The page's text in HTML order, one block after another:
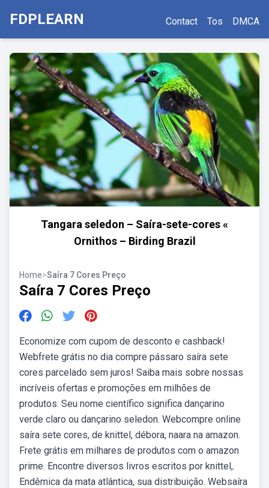
FDPLEARN Contact Tos DMCA
Tangara seledon – Saíra-sete-cores «
Ornithos – Birding Brazil
Home>Saíra 7 Cores Preço
Saíra 7 Cores Preço
Economize com cupom de desconto e cashback!
Webfrete grátis no dia compre pássaro saíra sete
cores parcelado sem juros! Saiba mais sobre nossas
incríveis ofertas e promoções em milhões de
produtos. Seu nome científico significa dançarino
verde claro ou dançarino seledon. Webcompre online
saíra sete cores, de knittel, débora, naara na amazon.
Frete grátis em milhares de produtos com o amazon
prime. Encontre diversos livros escritos por knittel,.
Endêmica da mata atlântica, sua distribuição. Websaíra